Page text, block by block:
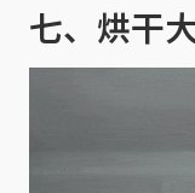
七、烘干